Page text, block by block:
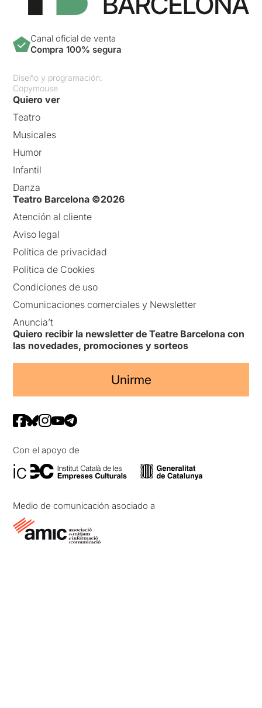
Canal oficial de venta
Compra 100% segura
Diseño y programación:
Copymouse
Quiero ver
Teatro
Musicales
Humor
Infantil
Danza
Teatro Barcelona ©2026
Atención al cliente
Aviso legal
Política de privacidad
Política de Cookies
Condiciones de uso
Comunicaciones comerciales y Newsletter
Anuncia’t
Quiero recibir la newsletter de Teatre Barcelona con
las novedades, promociones y sorteos
Unirme
Con el apoyo de
Medio de comunicación asociado a